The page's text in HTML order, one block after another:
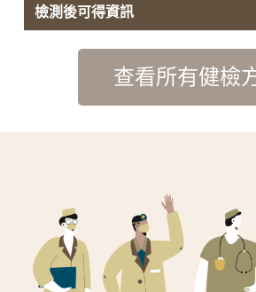
檢測後可得資訊
查看所有健檢